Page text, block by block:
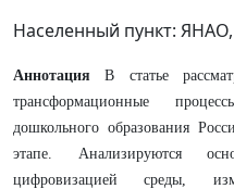
Населенный пункт:
Аннотация В статье
трансформационные
дошкольного образования
этапе. Анализируются
цифровизацией среды,